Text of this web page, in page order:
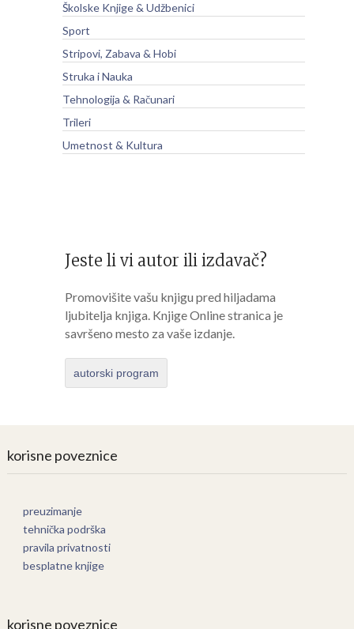
Školske Knjige & Udžbenici
Sport
Stripovi, Zabava & Hobi
Struka i Nauka
Tehnologija & Računari
Trileri
Umetnost & Kultura
Jeste li vi autor ili izdavač?
Promovišite vašu knjigu pred hiljadama
ljubitelja knjiga. Knjige Online stranica je
savršeno mesto za vaše izdanje.
autorski program
korisne poveznice
preuzimanje
tehnička podrška
pravila privatnosti
besplatne knjige
korisne poveznice